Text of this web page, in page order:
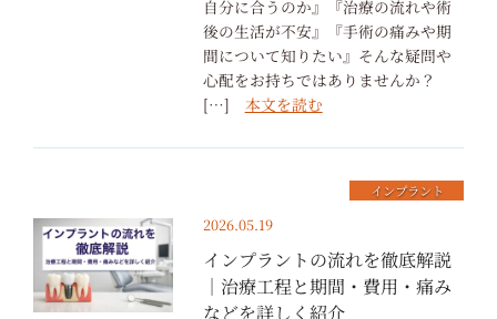
自分に合うのか』『治療の流れや術
後の生活が不安』『手術の痛みや期
間について知りたい』そんな疑問や
心配をお持ちではありませんか？
[…] 本文を読む
2026.05.19
インプラントの流れを徹底解説
｜治療工程と期間・費用・痛み
などを詳しく紹介
インプラント